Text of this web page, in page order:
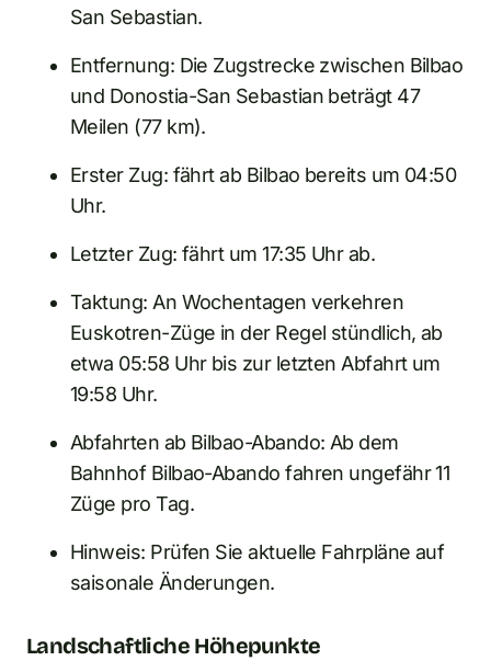
San Sebastian.
Entfernung: Die Zugstrecke zwischen Bilbao
und Donostia-San Sebastian beträgt 47
Meilen (77 km).
Erster Zug: fährt ab Bilbao bereits um 04:50
Uhr.
Letzter Zug: fährt um 17:35 Uhr ab.
Taktung: An Wochentagen verkehren
Euskotren-Züge in der Regel stündlich, ab
etwa 05:58 Uhr bis zur letzten Abfahrt um
19:58 Uhr.
Abfahrten ab Bilbao-Abando: Ab dem
Bahnhof Bilbao-Abando fahren ungefähr 11
Züge pro Tag.
Hinweis: Prüfen Sie aktuelle Fahrpläne auf
saisonale Änderungen.
Landschaftliche Höhepunkte